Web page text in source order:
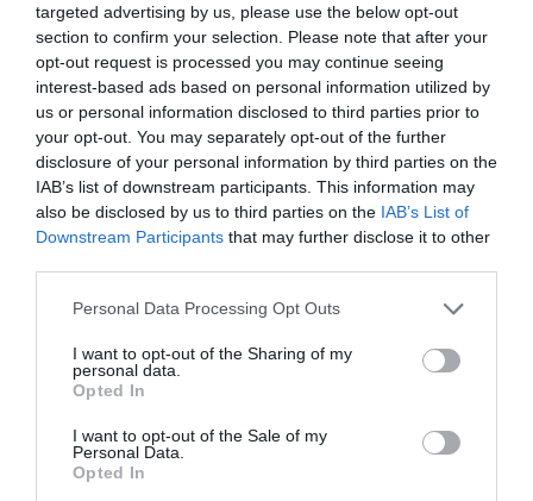
targeted advertising by us, please use the below opt-out
section to confirm your selection. Please note that after your
opt-out request is processed you may continue seeing
interest-based ads based on personal information utilized by
us or personal information disclosed to third parties prior to
your opt-out. You may separately opt-out of the further
disclosure of your personal information by third parties on the
IAB’s list of downstream participants. This information may
also be disclosed by us to third parties on the IAB’s List of
Downstream Participants that may further disclose it to other
Personal Data Processing Opt Outs
I want to opt-out of the Sharing of my
personal data.
Opted In
I want to opt-out of the Sale of my
Personal Data.
Opted In
2Playbook
como fuente preferida de Google
de forma gratuita
Mantente informado con las últimas noticias de actualidad.
ACTIVAR AHORA
Compartir
Imprimir
2Playbook Club